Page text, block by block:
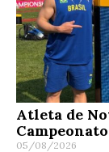
Atleta de
05/08/2026